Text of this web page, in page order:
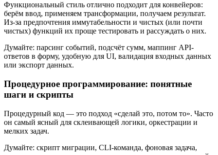
Функциональный стиль отлично подходит для конвейеров:
берём ввод, применяем трансформации, получаем результат.
Из-за предпочтения иммутабельности и чистых (или почти
чистых) функций их проще тестировать и рассуждать о них.
Думайте: парсинг событий, подсчёт сумм, маппинг API-
ответов в форму, удобную для UI, валидация входных данных
или экспорт данных.
Процедурное программирование: понятные
шаги и скрипты
Процедурный код — это подход «сделай это, потом то». Часто
он самый ясный для склеивающей логики, оркестрации и
мелких задач.
Думайте: скрипт миграции, CLI-команда, фоновая задача,